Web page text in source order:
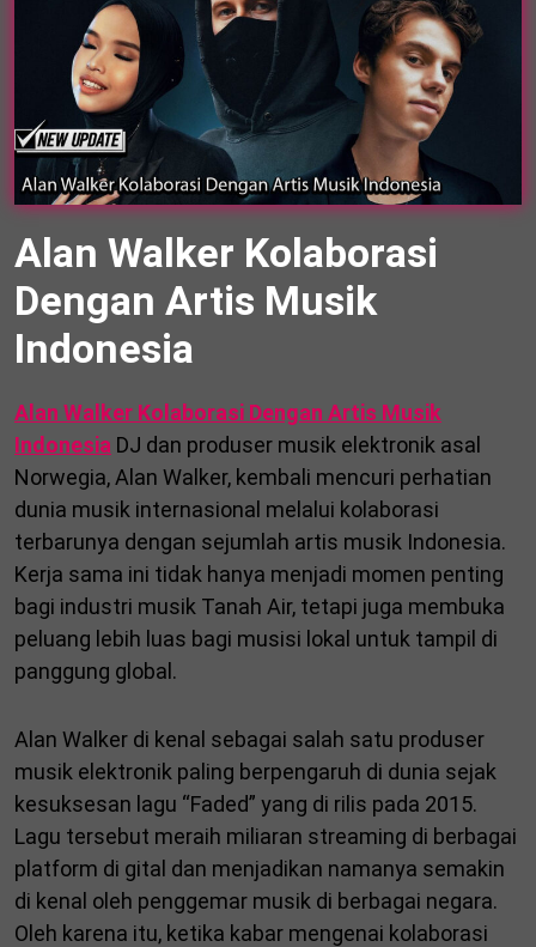
Alan Walker Kolaborasi
Dengan Artis Musik
Indonesia
Alan Walker Kolaborasi Dengan Artis Musik
Indonesia DJ dan produser musik elektronik asal
Norwegia, Alan Walker, kembali mencuri perhatian
dunia musik internasional melalui kolaborasi
terbarunya dengan sejumlah artis musik Indonesia.
Kerja sama ini tidak hanya menjadi momen penting
bagi industri musik Tanah Air, tetapi juga membuka
peluang lebih luas bagi musisi lokal untuk tampil di
panggung global.
Alan Walker di kenal sebagai salah satu produser
musik elektronik paling berpengaruh di dunia sejak
kesuksesan lagu “Faded” yang di rilis pada 2015.
Lagu tersebut meraih miliaran streaming di berbagai
platform di gital dan menjadikan namanya semakin
di kenal oleh penggemar musik di berbagai negara.
Oleh karena itu, ketika kabar mengenai kolaborasi